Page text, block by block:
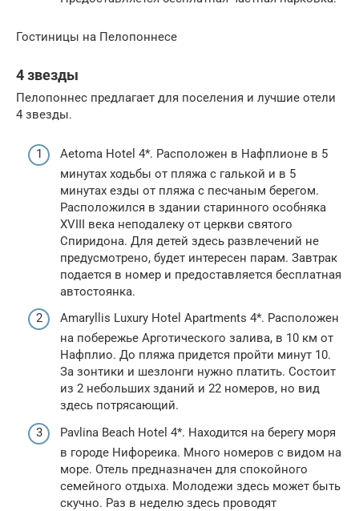
Гостиницы на Пелопоннесе
4 звезды
Пелопоннес предлагает для поселения и лучшие отели
4 звезды.
Aetoma Hotel 4*. Расположен в Нафплионе в 5
минутах ходьбы от пляжа с галькой и в 5
минутах езды от пляжа с песчаным берегом.
Расположился в здании старинного особняка
XVIII века неподалеку от церкви святого
Спиридона. Для детей здесь развлечений не
предусмотрено, будет интересен парам. Завтрак
подается в номер и предоставляется бесплатная
автостоянка.
Amaryllis Luxury Hotel Apartments 4*. Расположен
на побережье Арготического залива, в 10 км от
Нафплио. До пляжа придется пройти минут 10.
За зонтики и шезлонги нужно платить. Состоит
из 2 небольших зданий и 22 номеров, но вид
здесь потрясающий.
Pavlina Beach Hotel 4*. Находится на берегу моря
в городе Нифореика. Много номеров с видом на
море. Отель предназначен для спокойного
семейного отдыха. Молодежи здесь может быть
скучно. Раз в неделю здесь проводят